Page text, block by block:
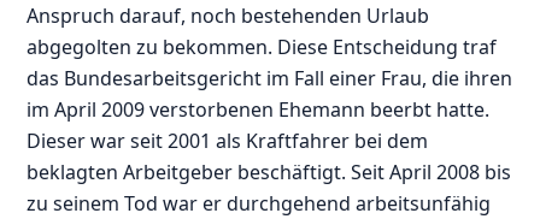
Anspruch darauf, noch bestehenden Urlaub
abgegolten zu bekommen. Diese Entscheidung traf
das Bundesarbeitsgericht im Fall einer Frau, die ihren
im April 2009 verstorbenen Ehemann beerbt hatte.
Dieser war seit 2001 als Kraftfahrer bei dem
beklagten Arbeitgeber beschäftigt. Seit April 2008 bis
zu seinem Tod war er durchgehend arbeitsunfähig